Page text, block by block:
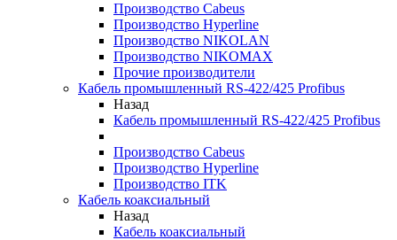
Производство Cabeus
Производство Hyperline
Производство NIKOLAN
Производство NIKOMAX
Прочие производители
Кабель промышленный RS-422/425 Profibus
Назад
Кабель промышленный RS-422/425 Profibus
Производство Cabeus
Производство Hyperline
Производство ITK
Кабель коаксиальный
Назад
Кабель коаксиальный